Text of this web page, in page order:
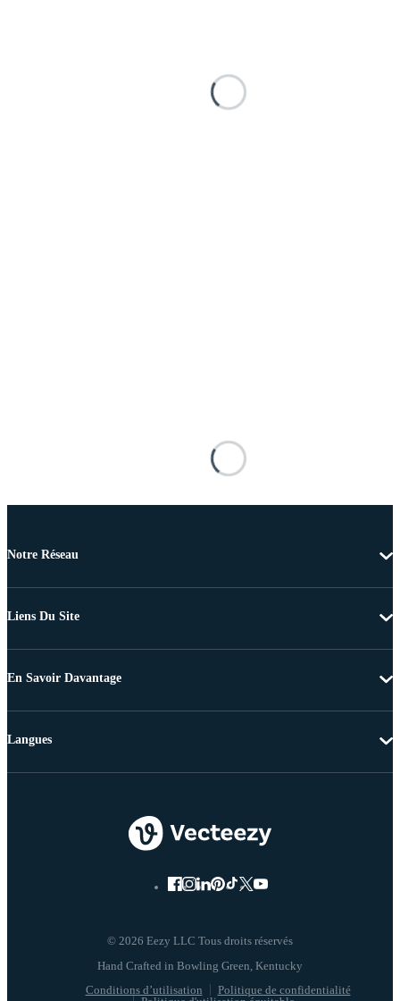
Notre Réseau
Liens Du Site
En Savoir Davantage
© 2026 Eezy LLC Tous droits réservés
Conditions d’utilisation
Politique de confidentialité
Langues